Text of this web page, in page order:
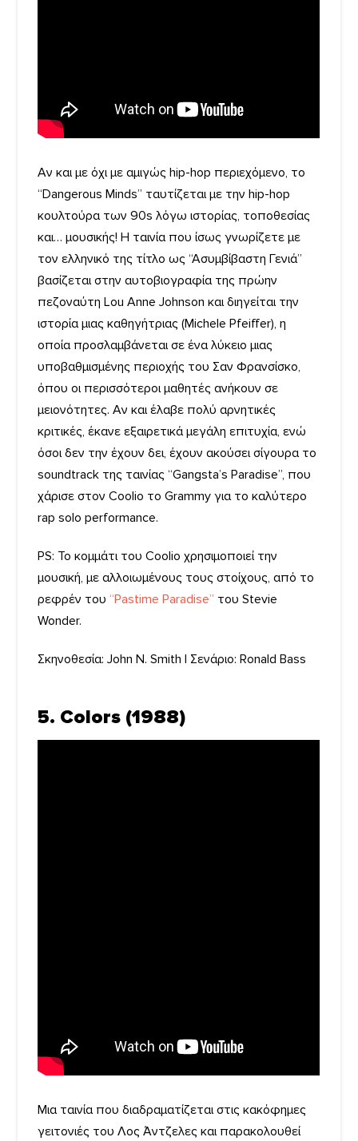
Αν και με όχι με αμιγώς hip-hop περιεχόμενο, το
“Dangerous Minds” ταυτίζεται με την hip-hop
κουλτούρα των 90s λόγω ιστορίας, τοποθεσίας
και… μουσικής! Η ταινία που ίσως γνωρίζετε με
τον ελληνικό της τίτλο ως “Ασυμβίβαστη Γενιά”
βασίζεται στην αυτοβιογραφία της πρώην
πεζοναύτη Lou Anne Johnson και διηγείται την
ιστορία μιας καθηγήτριας (Michele Pfeiffer), η
οποία προσλαμβάνεται σε ένα λύκειο μιας
υποβαθμισμένης περιοχής του Σαν Φρανσίσκο,
όπου οι περισσότεροι μαθητές ανήκουν σε
μειονότητες. Αν και έλαβε πολύ αρνητικές
κριτικές, έκανε εξαιρετικά μεγάλη επιτυχία, ενώ
όσοι δεν την έχουν δει, έχουν ακούσει σίγουρα το
soundtrack της ταινίας “Gangsta’s Paradise”, που
χάρισε στον Coolio το Grammy για το καλύτερο
rap solo performance.
PS: To κομμάτι του Coolio χρησιμοποιεί την
μουσική, με αλλοιωμένους τους στοίχους, από το
ρεφρέν του “Pastime Paradise” του Stevie
Wonder.
Σκηνοθεσία: John N. Smith | Σενάριο: Ronald Bass
5. Colors (1988)
Μια ταινία που διαδραματίζεται στις κακόφημες
γειτονιές του Λος Άντζελες και παρακολουθεί